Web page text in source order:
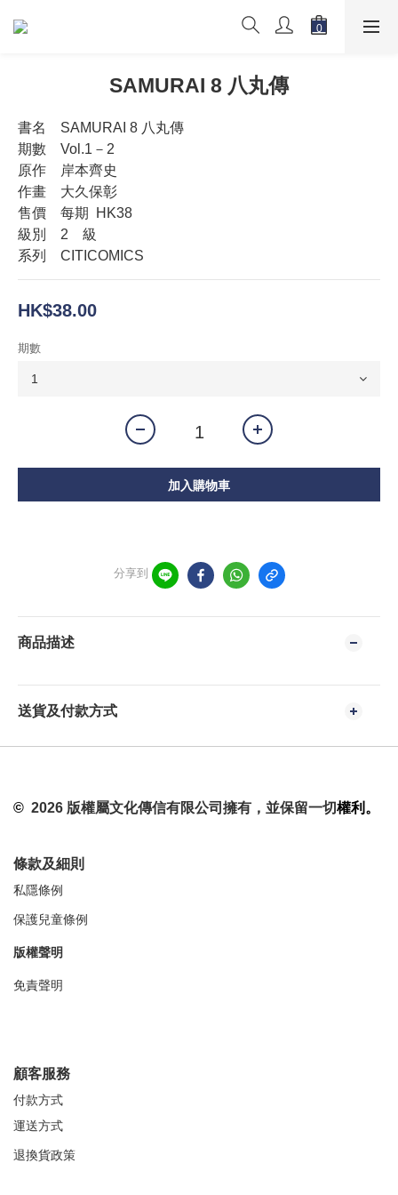
SAMURAI 8 八丸傳
書名　SAMURAI 8 八丸傳
期數　Vol.1－2
原作　岸本齊史
作畫    大久保彰
售價　每期  HK38
級別　2　級
系列　CITICOMICS
HK$38.00
期數
加入購物車
分享到
商品描述
送貨及付款方式
© 2026 版權屬文化傳信有限公司擁有，並保留一切權利。
條款及細則
私隱條例
保護兒童條例
版權聲明
免責聲明
顧客服務
付款方式
運送方式
退換貨政策